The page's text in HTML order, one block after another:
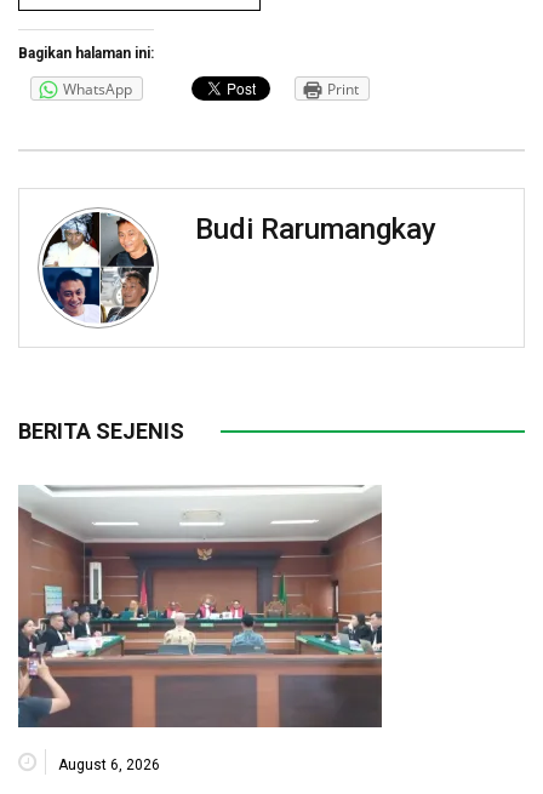
Bagikan halaman ini:
WhatsApp Print
Budi Rarumangkay
BERITA SEJENIS
August 6, 2026